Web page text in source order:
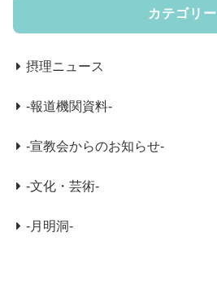
カテゴリー
摂理ニュース
-報道機関資料-
-宣教会からのお知らせ-
-文化・芸術-
-月明洞-